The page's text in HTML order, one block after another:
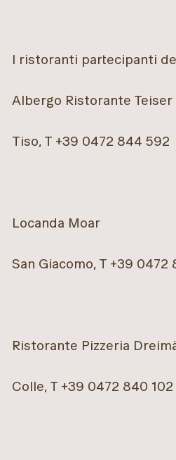
I ristoranti partecipanti
Albergo Ristorante Teiser
Tiso, T +39 0472 844 592
Locanda Moar
San Giacomo, T +39 0472
Ristorante Pizzeria
Colle, T +39 0472 840 102